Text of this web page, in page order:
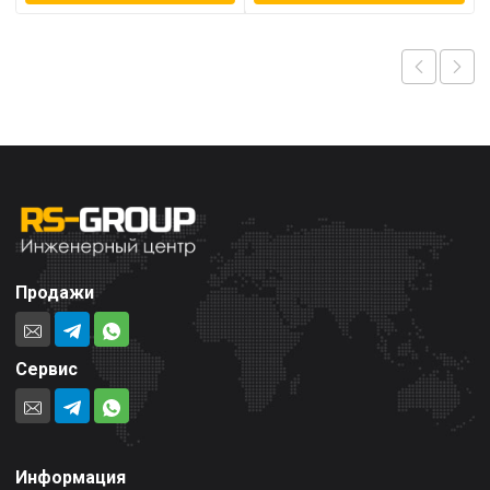
Продажи
Сервис
Информация